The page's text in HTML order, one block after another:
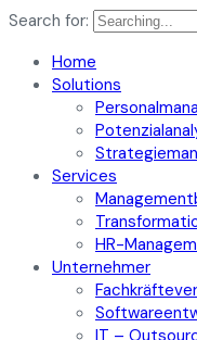
Search for:
Home
Solutions
Services
HR-
Unternehmer
IT –